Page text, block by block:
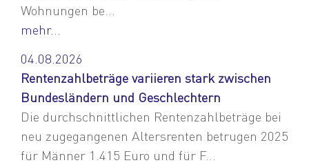
Wohnungen be...
mehr...
04.08.2026
Rentenzahlbeträge variieren stark zwischen
Bundesländern und Geschlechtern
Die durchschnittlichen Rentenzahlbeträge bei
neu zugegangenen Altersrenten betrugen 2025
für Männer 1.415 Euro und für F...